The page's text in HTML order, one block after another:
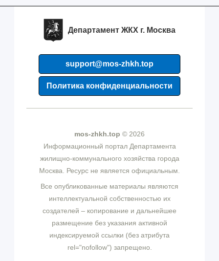
Департамент ЖКХ г. Москва
support@mos-zhkh.top
Политика конфиденциальности
mos-zhkh.top © 2026
Информационный портал Департамента
жилищно-коммунального хозяйства города
Москва. Ресурс не является официальным.
Все опубликованные материалы являются
интеллектуальной собственностью их
создателей – копирование и дальнейшее
размещение без указания активной
индексируемой ссылки (без атрибута
rel="nofollow") запрещено.